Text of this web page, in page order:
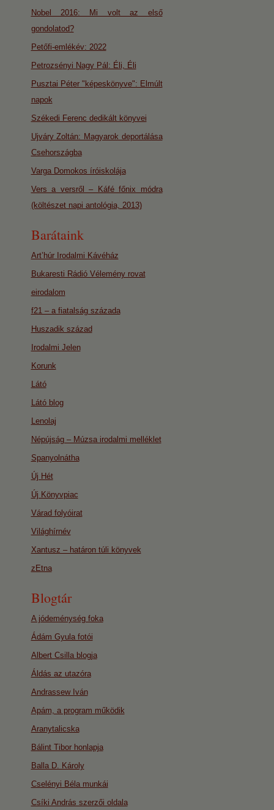
Nobel 2016: Mi volt az első
gondolatod?
Petőfi-emlékév: 2022
Petrozsényi Nagy Pál: Éli, Éli
Pusztai Péter "képeskönyve": Elmúlt
napok
Székedi Ferenc dedikált könyvei
Ujváry Zoltán: Magyarok deportálása
Csehországba
Varga Domokos íróiskolája
Vers a versről – Káfé főnix módra
(költészet napi antológia, 2013)
Barátaink
Art’húr Irodalmi Kávéház
Bukaresti Rádió Vélemény rovat
eirodalom
f21 – a fiatalság százada
Huszadik század
Irodalmi Jelen
Korunk
Látó
Látó blog
Lenolaj
Népújság – Múzsa irodalmi melléklet
Spanyolnátha
Új Hét
Új Könyvpiac
Várad folyóirat
Világhírnév
Xantusz – határon túli könyvek
zEtna
Blogtár
A jódeménység foka
Ádám Gyula fotói
Albert Csilla blogja
Áldás az utazóra
Andrassew Iván
Apám, a program működik
Aranytalicska
Bálint Tibor honlapja
Balla D. Károly
Cselényi Béla munkái
Csíki András szerzői oldala